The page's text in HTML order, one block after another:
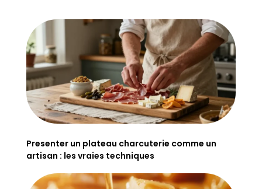
Presenter un plateau charcuterie comme un
artisan : les vraies techniques